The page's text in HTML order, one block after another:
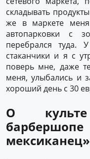
складывать
же в маркете
автопарковки с
перебрался
стаканчики и я с
поверь мне, даже
меня, улыбались и
хороший день с 30
О
мексиканец»